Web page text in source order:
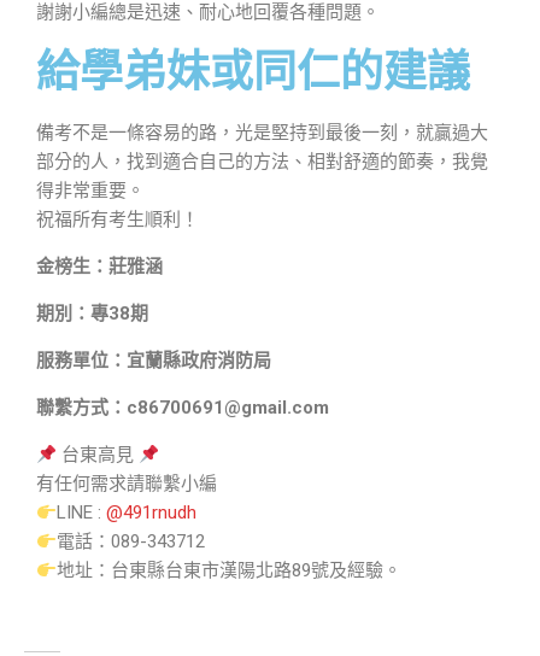
謝謝小編總是迅速、耐心地回覆各種問題。
給學弟妹或同仁的建議
備考不是一條容易的路，光是堅持到最後一刻，就贏過大
部分的人，找到適合自己的方法、相對舒適的節奏，我覺
得非常重要。
祝福所有考生順利！
金榜生：莊雅涵
期別：專38期
服務單位：宜蘭縣政府消防局
聯繫方式：c86700691@gmail.com
台東高見
有任何需求請聯繫小編
LINE :@491rnudh
電話：089-343712
地址：台東縣台東市漢陽北路89號及經驗。